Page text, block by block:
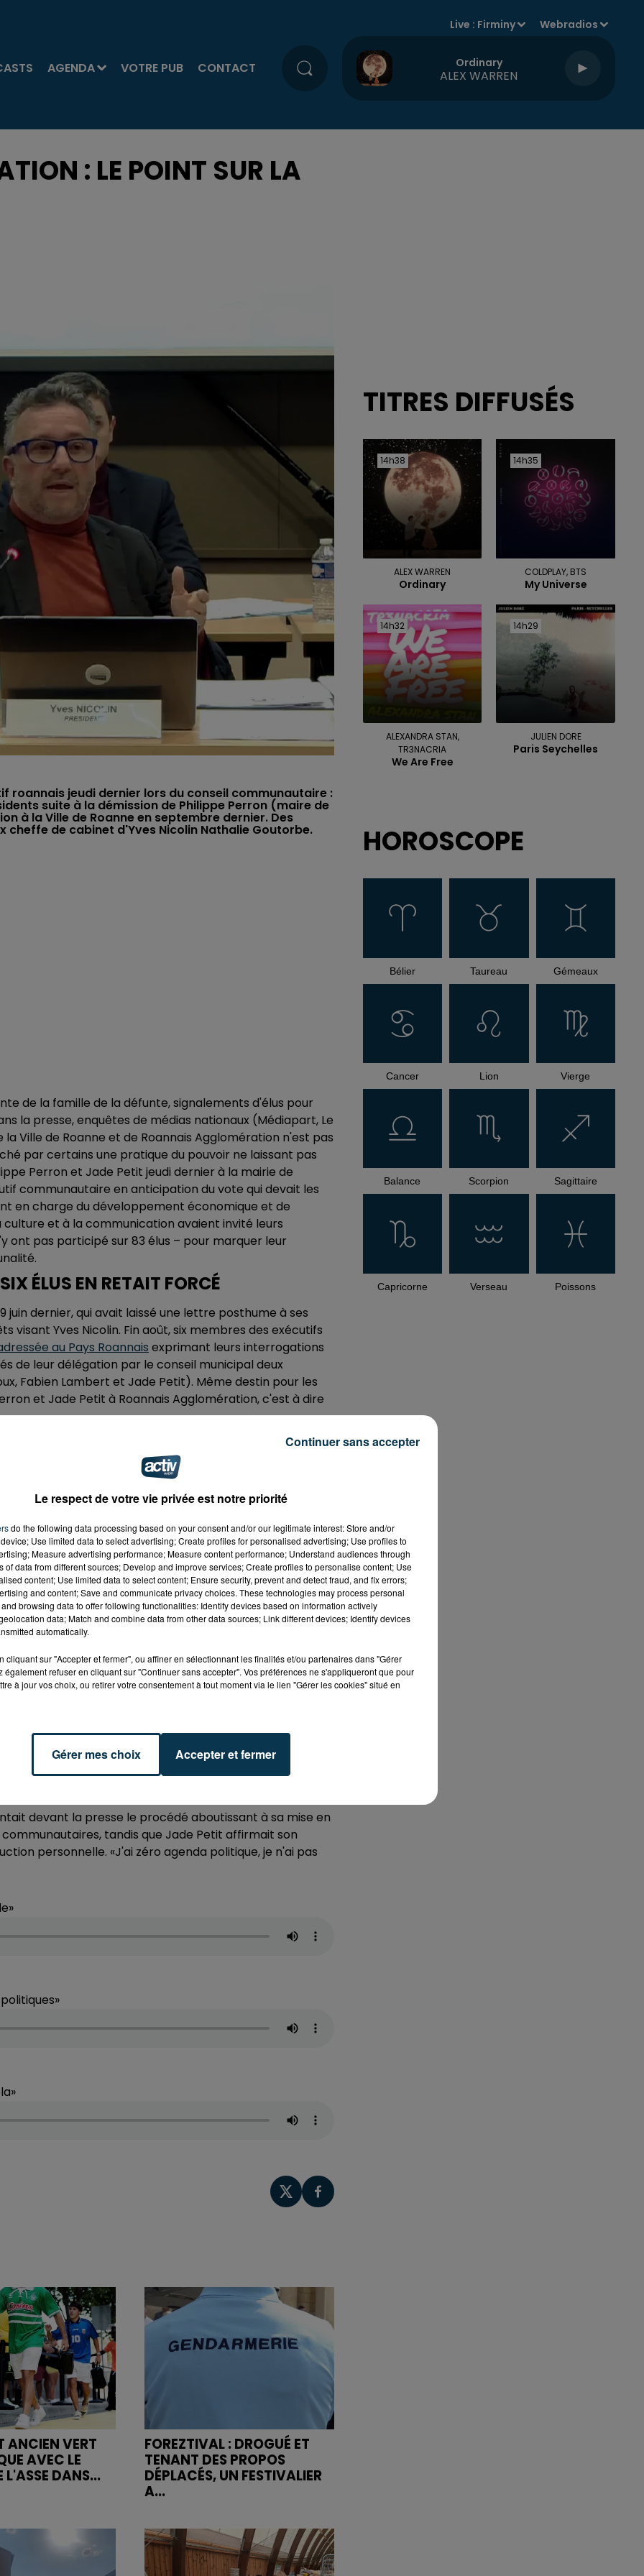
AGENDA VOTRE PUB CONTACT
Live : Firminy Webradios
Ordinary
ALEX WARREN
: LE POINT SUR LA
roannais jeudi dernier lors du conseil communautaire :
suite à la démission de Philippe Perron (maire de
à la Ville de Roanne en septembre dernier. Des
cheffe de cabinet d'Yves Nicolin Nathalie Goutorbe.
de la famille de la défunte, signalements d'élus pour
la presse, enquêtes de médias nationaux (Médiapart, Le
Ville de Roanne et de Roannais Agglomération n'est pas
par certains une pratique du pouvoir ne laissant pas
Perron et Jade Petit jeudi dernier à la mairie de
communautaire en anticipation du vote qui devait les
en charge du développement économique et de
et à la communication avaient invité leurs
ont pas participé sur 83 élus – pour marquer leur
ÉLUS EN RETAIT FORCÉ
juin dernier, qui avait laissé une lettre posthume à ses
Yves Nicolin. Fin août, six membres des exécutifs
au Pays Roannais exprimant leurs interrogations
de leur délégation par le conseil municipal deux
Fabien Lambert et Jade Petit). Même destin pour les
et Jade Petit à Roannais Agglomération, c'est à dire
DE LA RÉPUBLIQUE DE ROANNE À
ne s'est pas arrêtée là. Le 30 mai dernier déjà, le
de sa vice-présidence à l'Agglo en raison de son
à la Justice à propos de l'attribution du marché de
Un "article 40" qui n'est pas le seul effectué par des
révélé récemmentdans les colonnes du Pays
jury d'un chantier mené à Roanne. Au printemps 2023,
le bal avec un premier signalement auprès du
sur des cessions immobilières et le marché de
affaires roannaises
climat délétère autour des exécutifs roannais.
NOUS FAISONS DÉJÀ BEAUCOUP»
Yves Nicolin a réaffirmé son ouverture au
de territoire. «La parole est libre (aux
que «cet exécutif [...] est soudé [...] et solidaire».
déjà beaucoup». Il a également répondu à la
on s'en va ou on ferme sa gueule».
devant la presse le procédé aboutissant à sa mise en
tandis que Jade Petit affirmait son
personnelle. «J'ai zéro agenda politique, je n'ai pas
ANCIEN VERT
AVEC LE
L'ASSE DANS...
FOREZTIVAL : DROGUÉ ET
TENANT DES PROPOS
DÉPLACÉS, UN FESTIVALIER
A...
TITRES DIFFUSÉS
14h38
14h38
ALEX WARREN
Ordinary
14h35
14h35
COLDPLAY, BTS
My Universe
14h32
14h32
ALEXANDRA STAN,
TR3NACRIA
We Are Free
14h29
14h29
JULIEN DORE
Paris Seychelles
HOROSCOPE
Bélier Taureau Gémeaux
Cancer Lion Vierge
Balance Scorpion Sagittaire
Capricorne Verseau Poissons
Le respect de votre vie privée est notre priorité
do the following data processing based on your consent and/or our legitimate interest: Store and/or
Use limited data to select advertising; Create profiles for personalised advertising; Use profiles to
Measure advertising performance; Measure content performance; Understand audiences through
of data from different sources; Develop and improve services; Create profiles to personalise content; Use
content; Use limited data to select content; Ensure security, prevent and detect fraud, and fix errors;
and content; Save and communicate privacy choices. These technologies may process personal
browsing data to offer following functionalities: Identify devices based on information actively
data; Match and combine data from other data sources; Link different devices; Identify devices
automatically.
cliquant sur "Accepter et fermer", ou affiner en sélectionnant les finalités et/ou partenaires dans "Gérer
également refuser en cliquant sur "Continuer sans accepter". Vos préférences ne s'appliqueront que pour
à jour vos choix, ou retirer votre consentement à tout moment via le lien "Gérer les cookies" situé en
Gérer mes choix Accepter et fermer
Continuer sans accepter